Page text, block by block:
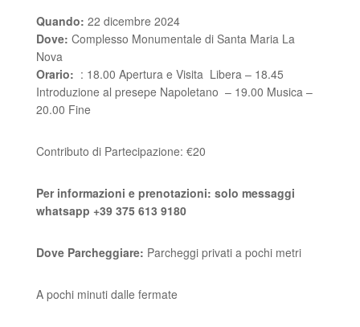
Quando: 22 dicembre 2024
Dove: Complesso Monumentale di Santa Maria La
Nova
Orario: : 18.00 Apertura e Visita Libera – 18.45
Introduzione al presepe Napoletano – 19.00 Musica –
20.00 Fine
Contributo di Partecipazione: €20
Per informazioni e prenotazioni: solo messaggi
whatsapp +39 375 613 9180
Dove Parcheggiare: Parcheggi privati a pochi metri
A pochi minuti dalle fermate